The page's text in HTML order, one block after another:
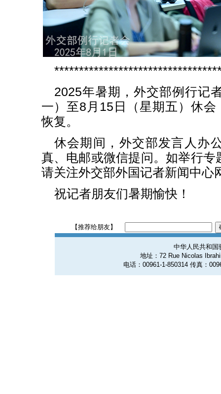
2025年暑期，外交部例行记
一）至8月15日（星期五）休
恢复。
休会期间，外交部发言人办
真、电邮或微信提问。如举行专
请关注外交部外国记者新闻中心
祝记者朋友们暑期愉快！
【推荐给朋友】
中华人民共和国
地址：72 Rue Nicolas
电话：00961-1-850314 传真：